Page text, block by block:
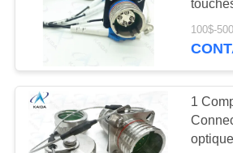
NOUVELLES
AFFAIRES
DEMANDEZ
100$-
1